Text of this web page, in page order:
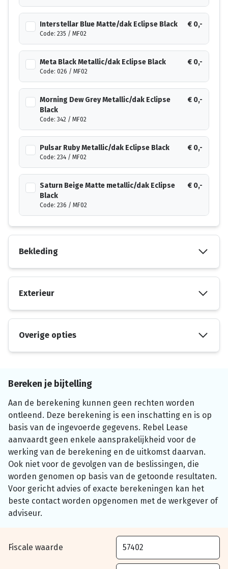
Interstellar Blue Matte/dak Eclipse Black
Code: 235 / MF02
€ 0,-
Meta Black Metallic/dak Eclipse Black
Code: 026 / MF02
€ 0,-
Morning Dew Grey Metallic/dak Eclipse
Black
Code: 342 / MF02
€ 0,-
Pulsar Ruby Metallic/dak Eclipse Black
Code: 234 / MF02
€ 0,-
Saturn Beige Matte metallic/dak Eclipse
Black
Code: 236 / MF02
€ 0,-
Bekleding
Exterieur
Overige opties
Bereken je bijtelling
Aan de berekening kunnen geen rechten worden
ontleend. Deze berekening is een inschatting en is op
basis van de ingevoerde gegevens. Rebel Lease
aanvaardt geen enkele aansprakelijkheid voor de
werking van de berekening en de uitkomst daarvan.
Ook niet voor de gevolgen van de beslissingen, die
worden genomen op basis van de getoonde resultaten.
Voor gericht advies of exacte berekeningen kan het
beste contact worden opgenomen met de werkgever of
adviseur.
Fiscale waarde